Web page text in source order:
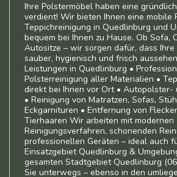
Ihre Polstermöbel haben eine
verdient! Wir bieten Ihnen eine mobile
Teppichreinigung in Quedlinburg und
bequem bei Ihnen zu Hause. Ob Sofa,
Autositze – wir sorgen dafür, dass
sauber, hygienisch und frisch
Leistungen in Quedlinburg •
Polsterreinigung aller Materialien •
direkt bei Ihnen vor Ort • Autopolster-
• Reinigung von Matratzen, Sofas,
Eckgarnituren • Entfernung von
Tierhaaren Wir arbeiten mit modernen
Reinigungsverfahren, schonenden
professionellen Geräten – ideal auch
Einsatzgebiet Quedlinburg &
gesamten Stadtgebiet Quedlinburg
Sie unterwegs – ebenso in den